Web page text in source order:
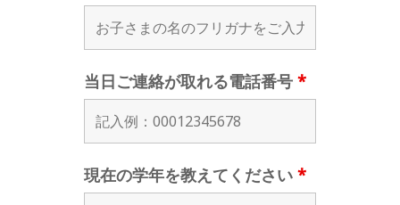
当日ご連絡が取れる電話番号 *
現在の学年を教えてください *